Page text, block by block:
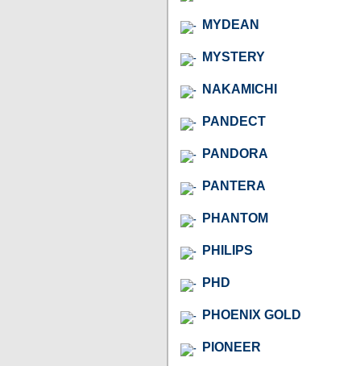
MYDEAN
MYSTERY
NAKAMICHI
PANDECT
PANDORA
PANTERA
PHANTOM
PHILIPS
PHD
PHOENIX GOLD
PIONEER